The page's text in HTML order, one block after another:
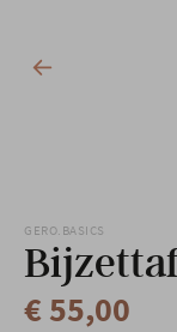
GERO.BASICS
€ 55,00